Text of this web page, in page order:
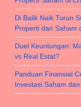
Di Balik Naik Turun
Properti dan Saham
Duel Keuntungan:
vs Real Estat?
Panduan Finansial
Investasi Saham